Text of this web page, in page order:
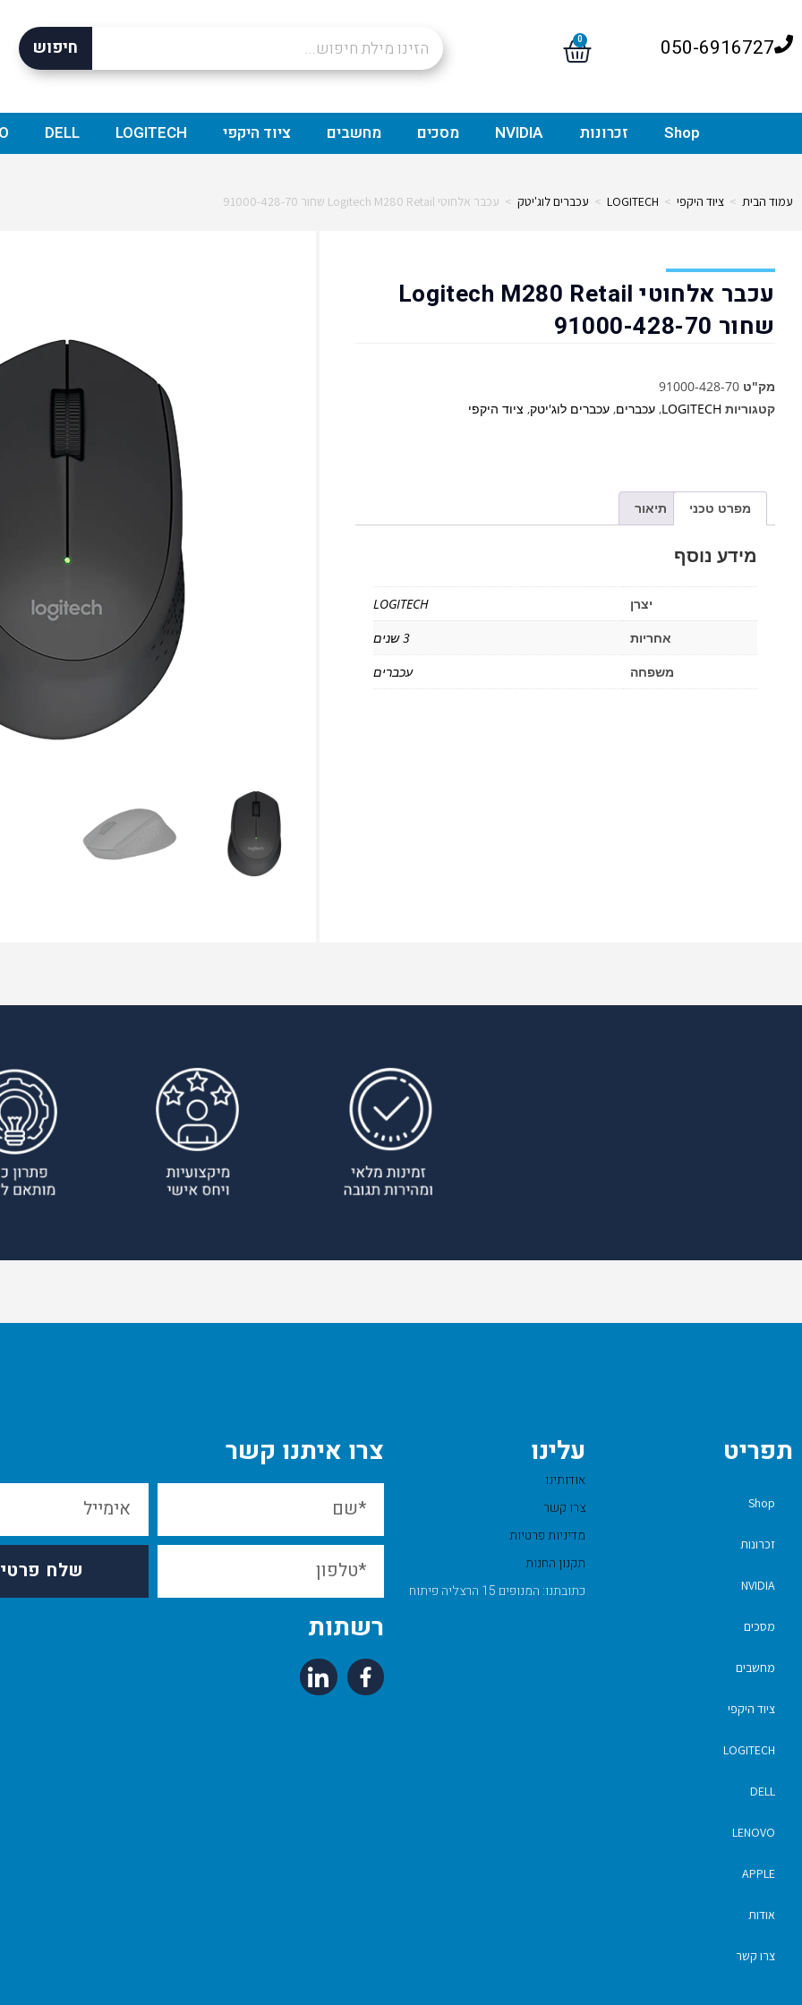
050-6916727
0 חיפוש
Shop זכרונות NVIDIA מסכים מחשבים ציוד היקפי LOGITECH
DELL
עמוד הבית > ציוד היקפי >
LOGITECH
> עכברים לוג'יטק > עכבר אלחוטי Logitech M280 Retail שחור 91000-428-70
עכבר אלחוטי Logitech M280 Retail
שחור 91000-428-70
מק"ט 91000-428-70
קטגוריות LOGITECH
, עכברים, עכברים לוג'יטק, ציוד היקפי
מפרט טכני תיאור
מידע נוסף
יצרן
LOGITECH
אחריות
3 שנים
משפחה
עכברים
תפריט
Shop
זכרונות
NVIDIA
מסכים
מחשבים
ציוד היקפי
LOGITECH
DELL
LENOVO
APPLE
אודות
צרו קשר
עלינו
אודותינו
צרו קשר
מדיניות פרטיות
תקנון החנות
כתובתנו: המנופים 15 הרצליה פיתוח
צרו איתנו קשר
שלח
רשתות